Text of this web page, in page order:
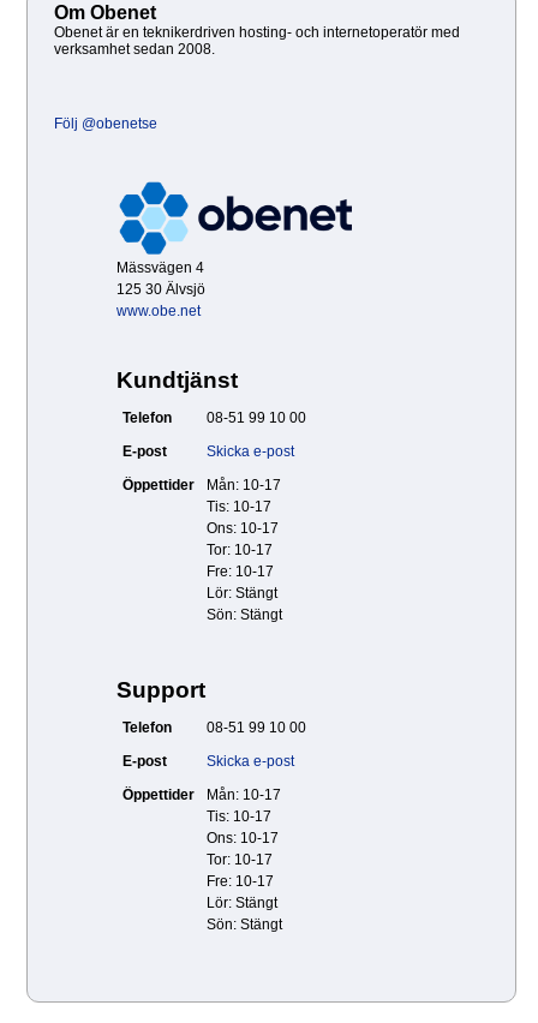
Om Obenet
Obenet är en teknikerdriven hosting- och internetoperatör med
verksamhet sedan 2008.
Följ @obenetse
Mässvägen 4
125 30 Älvsjö
www.obe.net
Kundtjänst
Telefon
08-51 99 10 00
E-post
Skicka e-post
Öppettider
Mån: 10-17
Tis: 10-17
Ons: 10-17
Tor: 10-17
Fre: 10-17
Lör: Stängt
Sön: Stängt
Support
Telefon
08-51 99 10 00
E-post
Skicka e-post
Öppettider
Mån: 10-17
Tis: 10-17
Ons: 10-17
Tor: 10-17
Fre: 10-17
Lör: Stängt
Sön: Stängt